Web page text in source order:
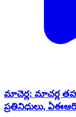
మాచెర్ల: మాచర్ల
ప్రతినిధులు,